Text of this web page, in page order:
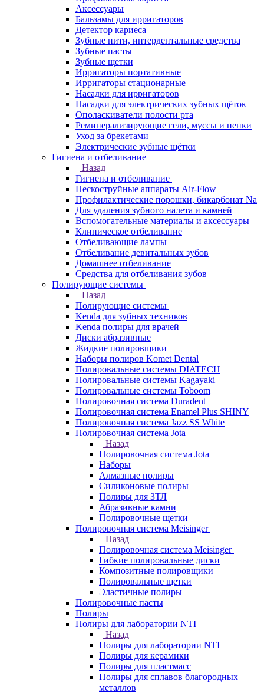
Аксессуары
Бальзамы для ирригаторов
Детектор кариеса
Зубные нити, интердентальные средства
Зубные пасты
Зубные щетки
Ирригаторы портативные
Ирригаторы стационарные
Насадки для ирригаторов
Насадки для электрических зубных щёток
Ополаскиватели полости рта
Реминерализирующие гели, муссы и пенки
Уход за брекетами
Электрические зубные щётки
Гигиена и отбеливание
Назад
Гигиена и отбеливание
Пескоструйные аппараты Air-Flow
Профилактические порошки, бикарбонат Na
Для удаления зубного налета и камней
Вспомогательные материалы и аксессуары
Клиническое отбеливание
Отбеливающие лампы
Отбеливание девитальных зубов
Домашнее отбеливание
Средства для отбеливания зубов
Полирующие системы
Назад
Полирующие системы
Kenda для зубных техников
Kenda полиры для врачей
Диски абразивные
Жидкие полировщики
Наборы полиров Komet Dental
Полировальные системы DIATECH
Полировальные системы Kagayaki
Полировальные системы Toboom
Полировочная система Duradent
Полировочная система Enamel Plus SHINY
Полировочная система Jazz SS White
Полировочная система Jota
Назад
Полировочная система Jota
Наборы
Алмазные полиры
Силиконовые полиры
Полиры для ЗТЛ
Абразивные камни
Полировочные щетки
Полировочная система Meisinger
Назад
Полировочная система Meisinger
Гибкие полировальные диски
Композитные полировщики
Полировальные щетки
Эластичные полиры
Полировочные пасты
Полиры
Полиры для лаборатории NTI
Назад
Полиры для лаборатории NTI
Полиры для керамики
Полиры для пластмасс
Полиры для сплавов благородных
металлов